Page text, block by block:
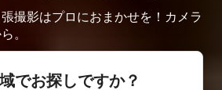
撮影はプロにおまかせを！カメラ
。
でお探しですか？